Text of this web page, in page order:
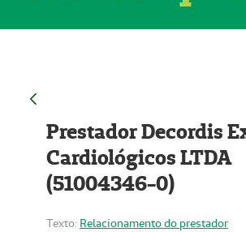
Prestador Decordis
Cardiológicos LTDA
(51004346-0)
Texto: Relacionamento do prestador